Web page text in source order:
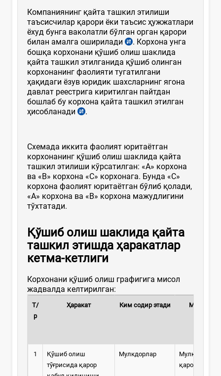
Компаниянинг қайта ташкил этилиши
таъсисчилар қарори ёки таъсис ҳужжатлари
ёхуд бунга ваколатли бўлган орган қарори
билан амалга оширилади
. Корхона унга
бошқа корхонани қўшиб олиш шаклида
қайта ташкил этилганида қўшиб олинган
корхонанинг фаолияти тугатилгани
ҳақидаги ёзув юридик шахсларнинг ягона
давлат реестрига киритилган пайтдан
бошлаб бу корхона қайта ташкил этилган
ҳисобланади
.
Схемада иккита фаолият юритаётган
корхонанинг қўшиб олиш шаклида қайта
ташкил этилиши кўрсатилган: «А» корхона
ва «В» корхона «С» корхонага. Бунда «С»
корхона фаолият юритаётган бўлиб қолади,
«А» корхона ва «В» корхона мажудлигини
тўхтатади.
Қўшиб олиш шаклида қайта
ташкил этишда ҳаракатлар
кетма-кетлиги
Корхонани қўшиб олиш графигига мисол
жадвалда келтирилган:
Т/
р
Ҳаракат Ким содир этади
1
Қўшиб олиш
тўғрисида қарор
Мулкдорлар
қарори